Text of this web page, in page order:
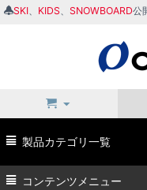
SKI KIDS SNOWBOARD公
製品カテゴリ一覧
コンテンツメニュー